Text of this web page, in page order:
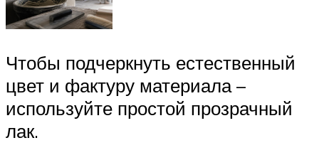
Чтобы подчеркнуть естественный
цвет и фактуру материала –
используйте простой прозрачный
лак.